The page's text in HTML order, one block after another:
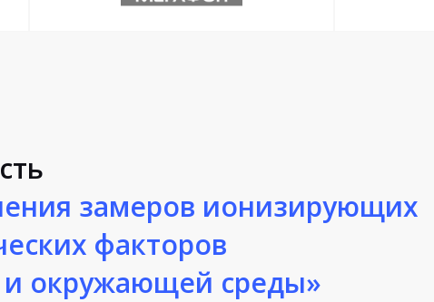
замеров ионизирующих
факторов
и окружающей среды»